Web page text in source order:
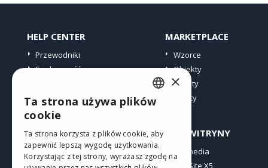
HELP CENTER
Przewodniki
Społeczność
MARKETPLACE
Wzorce
Obiekty
Punkty
Oferty
PROFIL
Moje wpisy
Moje licencje
INNE WITRYNY
Incomedia
WebSite X5
ENGLISH
GERMAN
SPANISH
×
Ta strona używa plików
cookie
Ta strona korzysta z plików cookie, aby
zapewnić lepszą wygodę użytkowania.
Korzystając z tej strony, wyrażasz zgodę na